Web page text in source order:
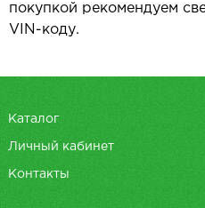
покупкой рекомендуем
VIN-коду.
Каталог
Личный кабинет
Контакты